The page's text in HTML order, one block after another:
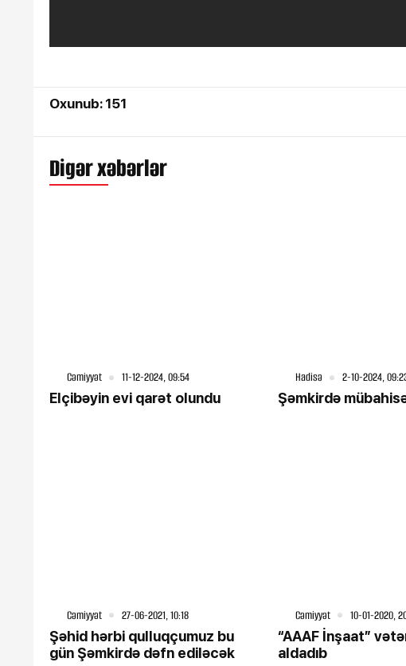
Oxunub: 151
Digər xəbərlər
Cəmiyyət 11-12-2024, 09:54
Elçibəyin evi qarət olundu
Hadisə 2-10-2024,
Şəmkirdə
Cəmiyyət 27-06-2021, 10:18
Şəhid hərbi qulluqçumuz bu
gün Şəmkirdə dəfn ediləcək
Cəmiyyət 10-01-2020,
“AAAF İnşaat”
aldadıb